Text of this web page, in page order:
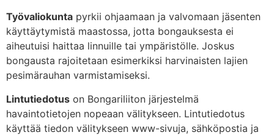
Työvaliokunta pyrkii ohjaamaan ja valvomaan jäsenten
käyttäytymistä maastossa, jotta bongauksesta ei
aiheutuisi haittaa linnuille tai ympäristölle. Joskus
bongausta rajoitetaan esimerkiksi harvinaisten lajien
pesimärauhan varmistamiseksi.
Lintutiedotus on Bongariliiton järjestelmä
havaintotietojen nopeaan välitykseen. Lintutiedotus
käyttää tiedon välitykseen www-sivuja, sähköpostia ja